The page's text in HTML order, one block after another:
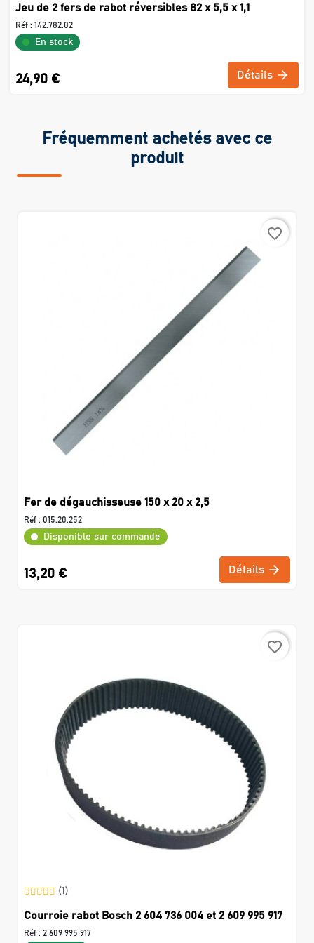
Jeu de 2 fers de rabot réversibles 82 x 5,5 x 1,1
Réf : 142.782.02
En stock
24,90 € Détails
Fréquemment achetés avec ce
produit
favorite_border
Fer de dégauchisseuse 150 x 20 x 2,5
Réf : 015.20.252
Disponible sur commande
13,20 € Détails
favorite_border
(1)
Courroie rabot Bosch 2 604 736 004 et 2 609 995 917
Réf : 2 609 995 917